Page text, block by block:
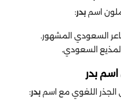
اسم بدر:
السعودي المشهور.
السعودي.
بدر
الجذر اللغوي مع اسم بدر: